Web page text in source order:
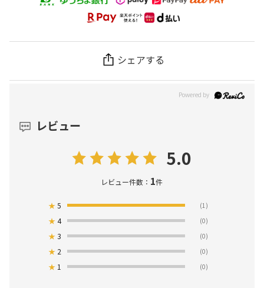
シェアする
レビュー
5.0
レビュー件数： 1件
★5 (1)
★4 (0)
★3 (0)
★ 2 (0)
★ 1 (0)